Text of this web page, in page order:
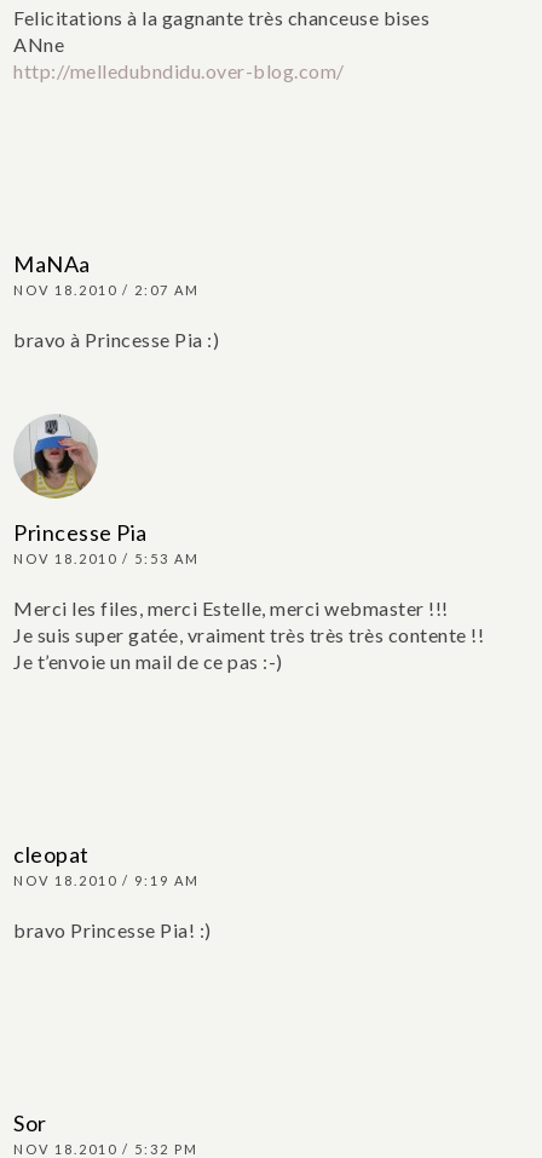
Felicitations à la gagnante très chanceuse bises
ANne
http://melledubndidu.over-blog.com/
MaNAa
NOV 18.2010 / 2:07 AM
bravo à Princesse Pia :)
Princesse Pia
NOV 18.2010 / 5:53 AM
Merci les files, merci Estelle, merci webmaster !!!
Je suis super gatée, vraiment très très très contente !!
Je t’envoie un mail de ce pas :-)
cleopat
NOV 18.2010 / 9:19 AM
bravo Princesse Pia! :)
Sor
NOV 18.2010 / 5:32 PM